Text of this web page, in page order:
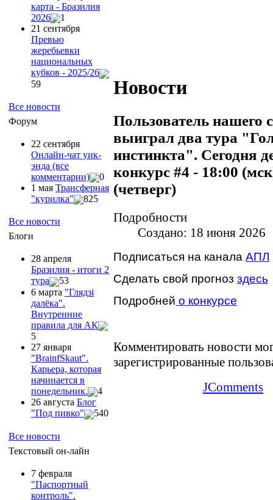
карта - Бразилия
2026
1
21 сентября
Превью
жеребьевки
национальных
кубков - 2025/26
59
Все новости
Форум
22 сентября
Онлайн-чат уик-
энда (все
комментарии)
0
1 мая Трансферная
"курилка"
825
Все новости
Блоги
28 апреля
Бразилия - итоги 2
тура
53
6 марта "Глядзi
далёка".
Внутренние
правила для АК
5
27 января
"ВrainfSkaut".
Карьера, которая
начинается в
понедельник.
4
26 августа Блог
"Под пивко"
540
Все новости
Текстовый он-лайн
7 февраля
"Паспортный
контроль".
Новости
Пользователь нашего
выиграл два тура
инстинкта". Сегодня
конкурс #4 - 18:00
(четверг)
Подробности
Создано: 18 июня 2026
Подписаться на канала АПЛ
Сделать свой прогноз здесь
Подробней о конкурсе
Комментировать новости
зарегистрированные
JComments